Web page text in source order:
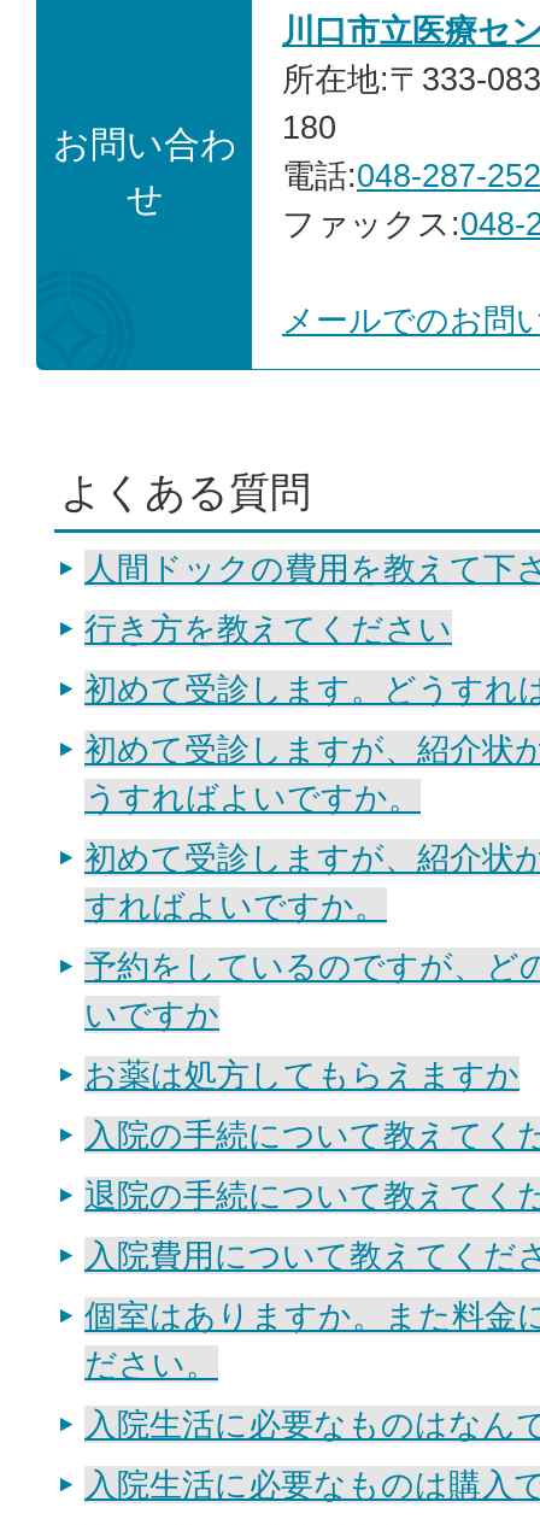
お問い合わ
せ
川口市立医療セ
所在地:〒333-
180
電話:048-287-
ファックス:048-
メールでのお問
よくある質問
人間ドックの費用を教えて下
行き方を教えてください
初めて受診します。どうすれ
初めて受診しますが、紹介状
うすればよいですか。
初めて受診しますが、紹介状
すればよいですか。
予約をしているのですが、ど
いですか
お薬は処方してもらえますか
入院の手続について教えてく
退院の手続について教えてく
入院費用について教えてくだ
個室はありますか。また料金
ださい。
入院生活に必要なものはなん
入院生活に必要なものは購入